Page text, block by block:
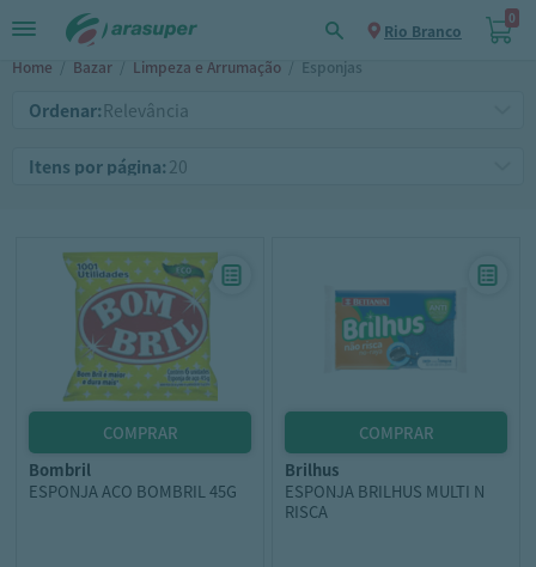
Rio Branco
0
Home / Bazar / Limpeza e Arrumação / Esponjas
Ordenar:
Itens por página:
bombril
ESPONJA ACO BOMBRIL 45G
brilhus
ESPONJA BRILHUS MULTI N
RISCA